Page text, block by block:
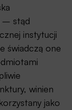
– stąd
instytucji
świadczą one
winien
jako